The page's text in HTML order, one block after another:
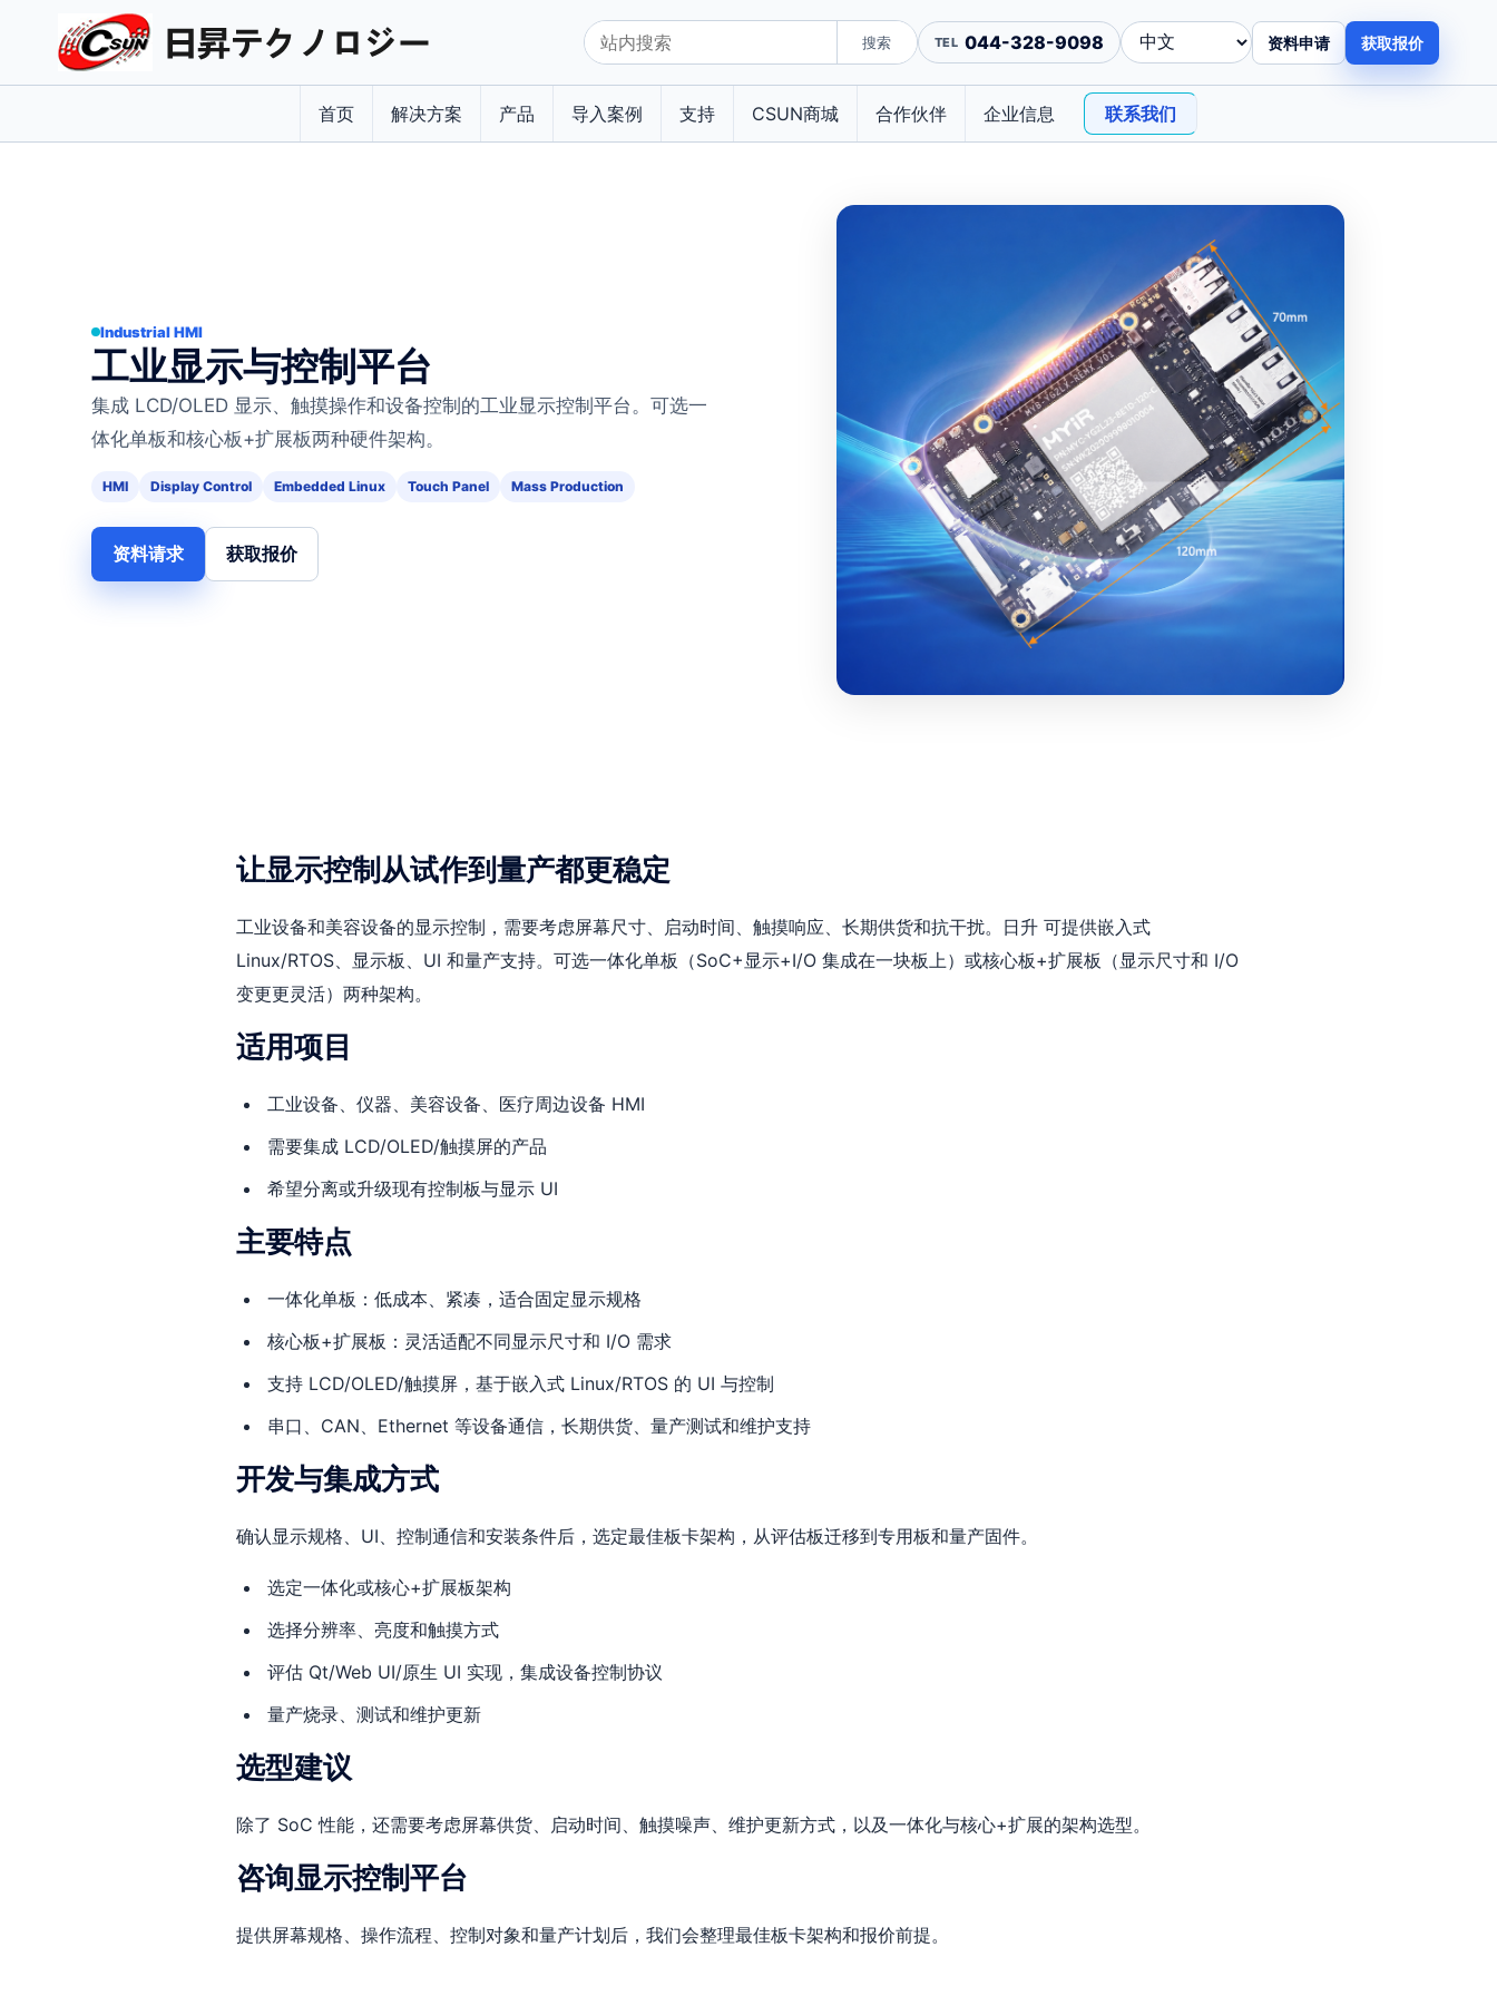
搜索 044-328-9098 资料申请 获取报价
首页 解决方案 产品 导入案例 支持 CSUN商城 合作伙伴 企业信息 联系我们
Industrial HMI
工业显示与控制平台
集成 LCD/OLED 显示、触摸操作和设备控制的工业显示控制平台。可选一
体化单板和核心板+扩展板两种硬件架构。
HMI Display Control Embedded Linux Touch Panel Mass Production
资料请求 获取报价
让显示控制从试作到量产都更稳定
工业设备和美容设备的显示控制，需要考虑屏幕尺寸、启动时间、触摸响应、长期供货和抗干扰。日升 可提供嵌入式
Linux/RTOS、显示板、UI 和量产支持。可选一体化单板（SoC+显示+I/O 集成在一块板上）或核心板+扩展板（显示尺寸和 I/O
变更更灵活）两种架构。
适用项目
工业设备、仪器、美容设备、医疗周边设备 HMI
需要集成 LCD/OLED/触摸屏的产品
希望分离或升级现有控制板与显示 UI
主要特点
一体化单板：低成本、紧凑，适合固定显示规格
核心板+扩展板：灵活适配不同显示尺寸和 I/O 需求
支持 LCD/OLED/触摸屏，基于嵌入式 Linux/RTOS 的 UI 与控制
串口、CAN、Ethernet 等设备通信，长期供货、量产测试和维护支持
开发与集成方式
确认显示规格、UI、控制通信和安装条件后，选定最佳板卡架构，从评估板迁移到专用板和量产固件。
选定一体化或核心+扩展板架构
选择分辨率、亮度和触摸方式
评估 Qt/Web UI/原生 UI 实现，集成设备控制协议
量产烧录、测试和维护更新
选型建议
除了 SoC 性能，还需要考虑屏幕供货、启动时间、触摸噪声、维护更新方式，以及一体化与核心+扩展的架构选型。
咨询显示控制平台
提供屏幕规格、操作流程、控制对象和量产计划后，我们会整理最佳板卡架构和报价前提。